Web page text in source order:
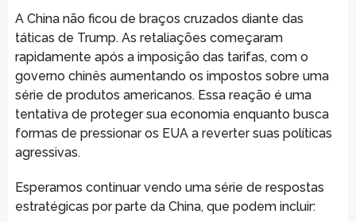
A China não ficou de braços cruzados diante das
táticas de Trump. As retaliações começaram
rapidamente após a imposição das tarifas, com o
governo chinês aumentando os impostos sobre uma
série de produtos americanos. Essa reação é uma
tentativa de proteger sua economia enquanto busca
formas de pressionar os EUA a reverter suas políticas
agressivas.
Esperamos continuar vendo uma série de respostas
estratégicas por parte da China, que podem incluir: